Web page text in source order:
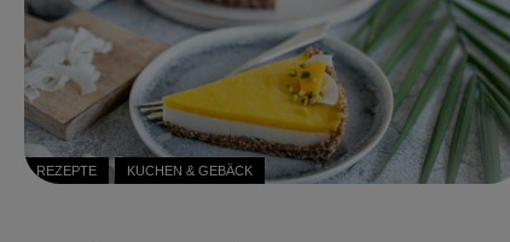
REZEPTE KUCHEN & GEBÄCK